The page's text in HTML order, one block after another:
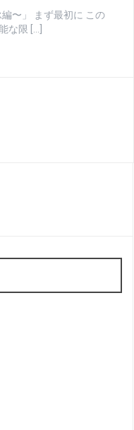
〜」 まず最初に この
な限 […]